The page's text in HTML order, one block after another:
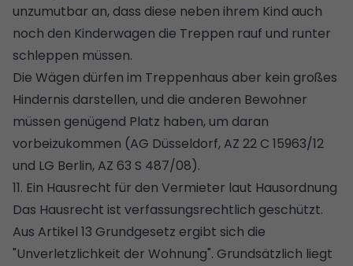
unzumutbar an, dass diese neben ihrem Kind auch
noch den Kinderwagen die Treppen rauf und runter
schleppen müssen.
Die Wägen dürfen im Treppenhaus aber kein großes
Hindernis darstellen, und die anderen Bewohner
müssen genügend Platz haben, um daran
vorbeizukommen (AG Düsseldorf, AZ 22 C 15963/12
und LG Berlin, AZ 63 S 487/08).
11. Ein Hausrecht für den Vermieter laut Hausordnung
Das Hausrecht ist verfassungsrechtlich geschützt.
Aus Artikel 13 Grundgesetz ergibt sich die
"Unverletzlichkeit der Wohnung". Grundsätzlich liegt